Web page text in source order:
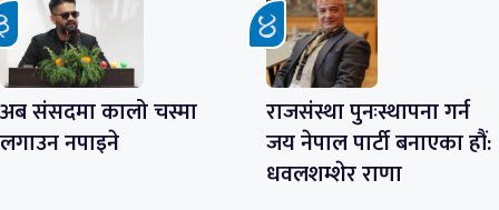
अब संसदमा कालो चस्मा
लगाउन नपाइने
राजसंस्था पुनःस्थापना गर्न
जय नेपाल पार्टी बनाएका हौं:
धवलशम्शेर राणा